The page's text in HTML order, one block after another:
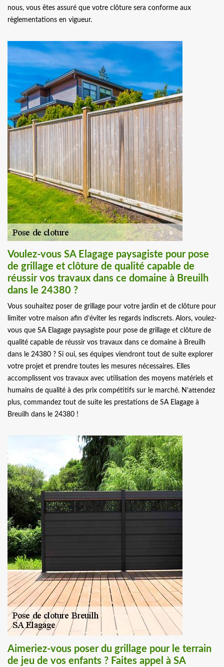
nous, vous êtes assuré que votre clôture sera conforme aux
règlementations en vigueur.
Voulez-vous SA Elagage paysagiste pour pose
de grillage et clôture de qualité capable de
réussir vos travaux dans ce domaine à Breuilh
dans le 24380 ?
Vous souhaitez poser de grillage pour votre jardin et de clôture pour
limiter votre maison afin d’éviter les regards indiscrets. Alors, voulez-
vous que SA Elagage paysagiste pour pose de grillage et clôture de
qualité capable de réussir vos travaux dans ce domaine à Breuilh
dans le 24380 ? Si oui, ses équipes viendront tout de suite explorer
votre projet et prendre toutes les mesures nécessaires. Elles
accomplissent vos travaux avec utilisation des moyens matériels et
humains de qualité à des prix compétitifs sur le marché. N’attendez
plus, commandez tout de suite les prestations de SA Elagage à
Breuilh dans le 24380 !
Aimeriez-vous poser du grillage pour le terrain
de jeu de vos enfants ? Faites appel à SA